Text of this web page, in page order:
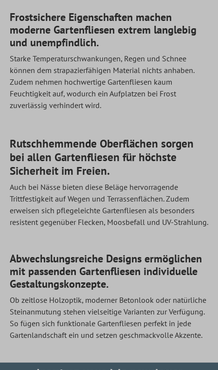
Frostsichere Eigenschaften machen
moderne Gartenfliesen extrem langlebig
und unempfindlich.
Starke Temperaturschwankungen, Regen und Schnee
können dem strapazierfähigen Material nichts anhaben.
Zudem nehmen hochwertige Gartenfliesen kaum
Feuchtigkeit auf, wodurch ein Aufplatzen bei Frost
zuverlässig verhindert wird.
Rutschhemmende Oberflächen sorgen
bei allen Gartenfliesen für höchste
Sicherheit im Freien.
Auch bei Nässe bieten diese Beläge hervorragende
Trittfestigkeit auf Wegen und Terrassenflächen. Zudem
erweisen sich pflegeleichte Gartenfliesen als besonders
resistent gegenüber Flecken, Moosbefall und UV-Strahlung.
Abwechslungsreiche Designs ermöglichen
mit passenden Gartenfliesen individuelle
Gestaltungskonzepte.
Ob zeitlose Holzoptik, moderner Betonlook oder natürliche
Steinanmutung stehen vielseitige Varianten zur Verfügung.
So fügen sich funktionale Gartenfliesen perfekt in jede
Gartenlandschaft ein und setzen geschmackvolle Akzente.